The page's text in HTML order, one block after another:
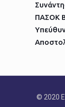
ΠΑΣΟΚ
© 2020